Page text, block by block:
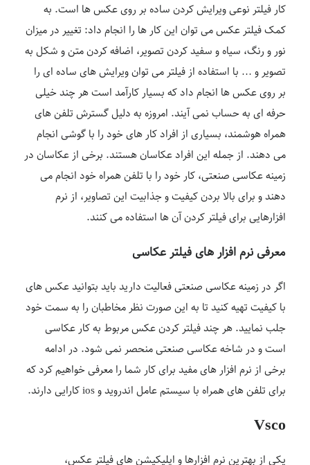
کار فیلتر نوعی ویرایش کردن ساده بر روی عکس ها است. به
کمک فیلتر عکس می توان این کار ها را انجام داد: تغییر در میزان
نور و رنگ، سیاه و سفید کردن تصویر، اضافه کردن متن و شکل به
تصویر و … با استفاده از فیلتر می توان ویرایش های ساده ای را
بر روی عکس ها انجام داد که بسیار کارآمد است هر چند خیلی
حرفه ای به حساب نمی آیند. امروزه به دلیل گسترش تلفن های
همراه هوشمند، بسیاری از افراد کار های خود را با گوشی انجام
می دهند. از جمله این افراد عکاسان هستند. برخی از عکاسان در
زمینه عکاسی صنعتی، کار خود را با تلفن همراه خود انجام می
دهند و برای بالا بردن کیفیت و جذابیت این تصاویر، از نرم
افزارهایی برای فیلتر کردن آن ها استفاده می کنند.
معرفی نرم افزار های فیلتر عکاسی
اگر در زمینه عکاسی صنعتی فعالیت دارید باید بتوانید عکس های
با کیفیت تهیه کنید تا به این صورت نظر مخاطبان را به سمت خود
جلب نمایید. هر چند فیلتر کردن عکس مربوط به کار عکاسی
است و در شاخه عکاسی صنعتی منحصر نمی شود. در ادامه
برخی از نرم افزار های مفید برای کار شما را معرفی خواهیم کرد که
برای تلفن های همراه با سیستم عامل اندروید و ios کارایی دارند.
Vsco
یکی از بهترین نرم افزارها و اپلیکیشن های فیلتر عکس،